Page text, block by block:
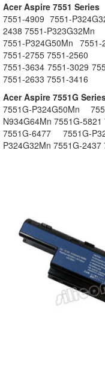
Acer Aspire 7551 Series
7551-4909 7551-
2438 7551-P323G32Mn
7551-P324G50Mn
7551-2755 7551-2560
7551-3634 7551-3029
7551-2633 7551-3416
Acer Aspire 7551G
7551G-P324G50Mn
N934G64Mn 7551G-5821
7551G-6477 7551G-
P324G32Mn 7551G-2437